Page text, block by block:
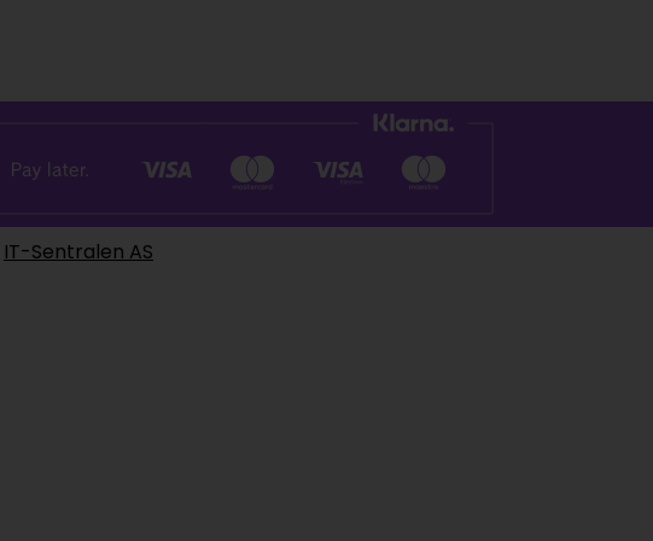
IT-Sentralen AS